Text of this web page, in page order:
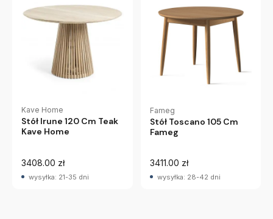
Kave Home
Stół Irune 120 Cm Teak
Kave Home
3408.00 zł
wysyłka: 21-35 dni
Fameg
Stół Toscano 105 Cm
Fameg
3411.00 zł
wysyłka: 28-42 dni